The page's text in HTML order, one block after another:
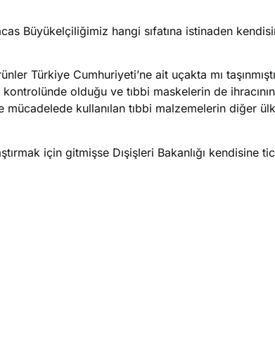
Büyükelçiliğimiz hangi sıfatına istinaden
Türkiye Cumhuriyeti’ne ait uçakta mı
olduğu ve tıbbi maskelerin de
mücadelede kullanılan tıbbi malzemelerin diğer
için gitmişse Dışişleri Bakanlığı kendisine